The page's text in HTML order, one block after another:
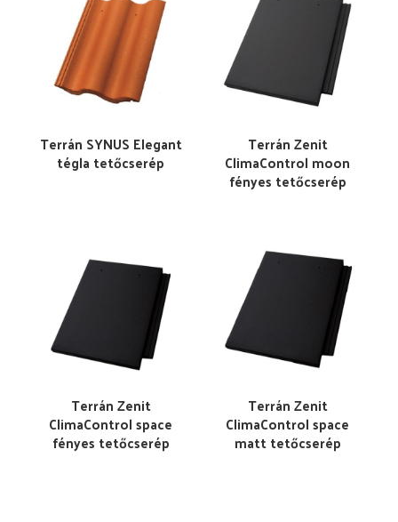
Terrán SYNUS Elegant
tégla tetőcserép
Terrán Zenit
ClimaControl moon
fényes tetőcserép
Terrán Zenit
ClimaControl space
fényes tetőcserép
Terrán Zenit
ClimaControl space
matt tetőcserép